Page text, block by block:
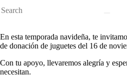
En esta temporada navideña, te
de donación de juguetes del 16 de
Con tu apoyo, llevaremos alegría y
necesitan.